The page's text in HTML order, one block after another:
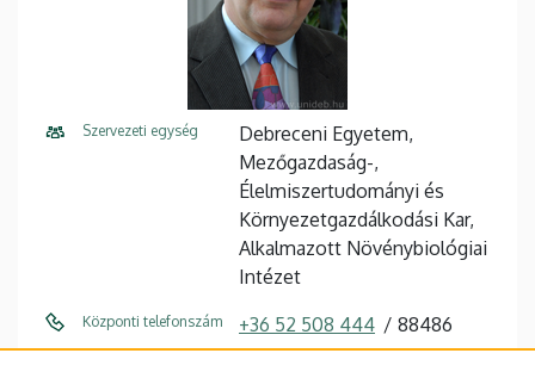
Szervezeti egység
Debreceni Egyetem,
Mezőgazdaság-,
Élelmiszertudományi és
Környezetgazdálkodási Kar,
Alkalmazott Növénybiológiai
Intézet
Központi telefonszám +36 52 508 444 88486